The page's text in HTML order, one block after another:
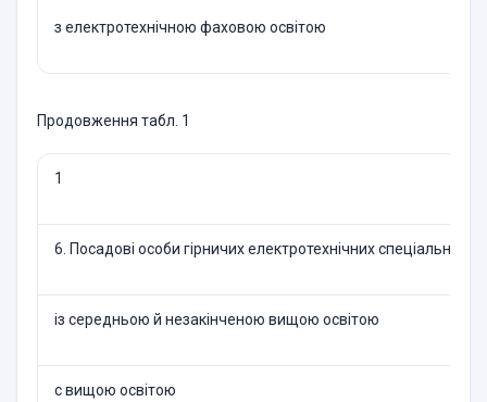
з електротехнічною фаховою освітою
Продовження табл. 1
1
6. Посадові особи гірничих електротехнічних
із середньою й незакінченою вищою освітою
с вищою освітою